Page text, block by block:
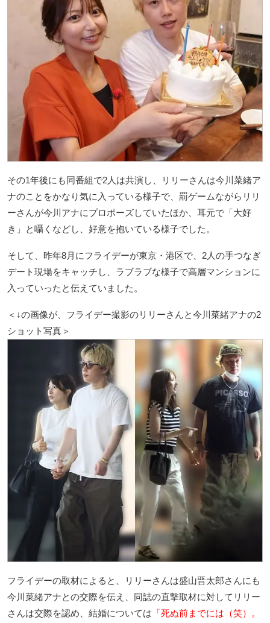
その1年後にも同番組で2人は共演し、リリーさんは今川菜緒ア
ナのことをかなり気に入っている様子で、罰ゲームながらリリ
ーさんが今川アナにプロポーズしていたほか、耳元で「大好
き」と囁くなどし、好意を抱いている様子でした。
そして、昨年8月にフライデーが東京・港区で、2人の手つなぎ
デート現場をキャッチし、ラブラブな様子で高層マンションに
入っていったと伝えていました。
＜↓の画像が、フライデー撮影のリリーさんと今川菜緒アナの2
ショット写真＞
フライデーの取材によると、リリーさんは盛山晋太郎さんにも
今川菜緒アナとの交際を伝え、同誌の直撃取材に対してリリー
さんは交際を認め、結婚については 「死ぬ前までには（笑）。